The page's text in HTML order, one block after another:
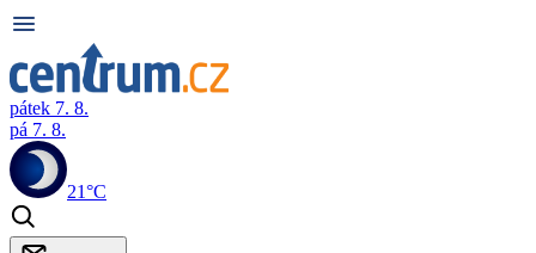
pátek 7. 8.
pá 7. 8.
21°C